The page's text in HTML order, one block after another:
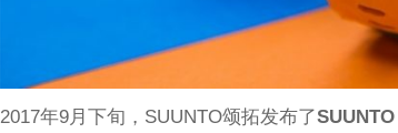
2017年9月下旬，SUUNTO颂拓发布了